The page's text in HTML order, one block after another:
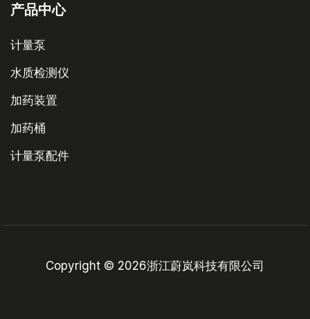
产品中心
计量泵
水质检测仪
加药装置
加药桶
计量泵配件
Copyright © 2026浙江蔚岚科技有限公司